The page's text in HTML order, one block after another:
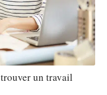
un travail